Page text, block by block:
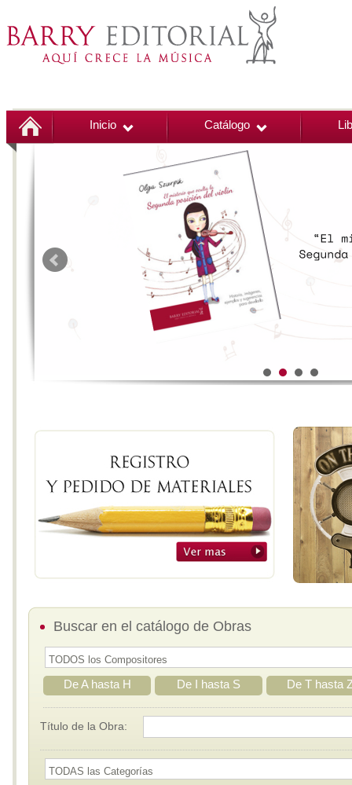
Inicio Catálogo
Buscar en el catálogo de Obras
De A hasta H De I hasta S De T hasta
Título de la Obra: